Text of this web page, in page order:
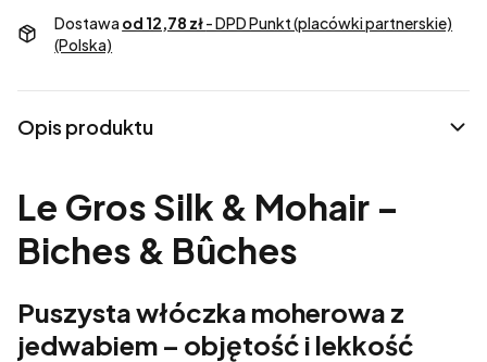
Dostawa od 12,78 zł- DPD Punkt (placówki partnerskie)
(Polska)
Opis produktu
Le Gros Silk & Mohair –
Biches & Bûches
Puszysta włóczka moherowa z
jedwabiem – objętość i lekkość